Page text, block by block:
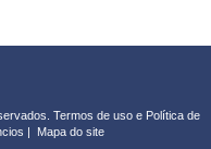
Termos de uso e Política de
| Mapa do site